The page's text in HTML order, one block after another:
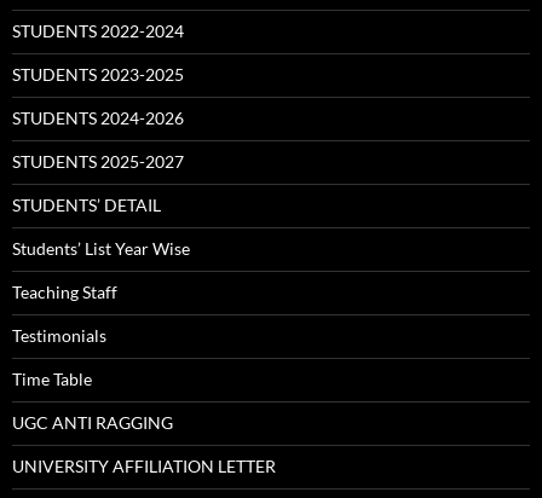
STUDENTS 2022-2024
STUDENTS 2023-2025
STUDENTS 2024-2026
STUDENTS 2025-2027
STUDENTS’ DETAIL
Students’ List Year Wise
Teaching Staff
Testimonials
Time Table
UGC ANTI RAGGING
UNIVERSITY AFFILIATION LETTER